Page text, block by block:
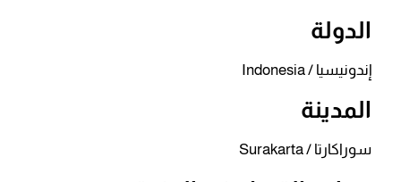
الدولة
إندونيسيا / Indonesia
المدينة
سوراكارتا / Surakarta